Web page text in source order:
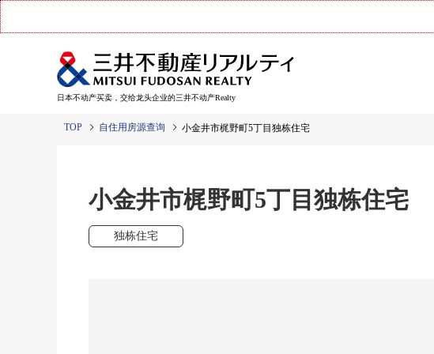
日本不动产买卖，交给龙头企业的三井不动产Realty
TOP 自住用房源查询 小金井市梶野町5丁目独栋住宅
小金井市梶野町5丁目独栋住宅
独栋住宅